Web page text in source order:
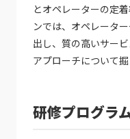
とオペレーターの定
ンでは、オペレータ
出し、質の高いサー
アプローチについて掘
研修プログラ